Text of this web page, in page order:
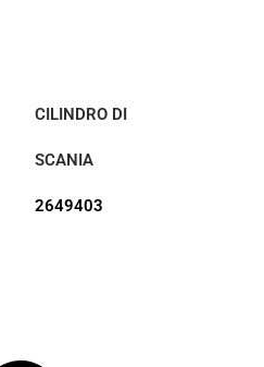
CILINDRO DI
CABINA
SCANIA
2649403